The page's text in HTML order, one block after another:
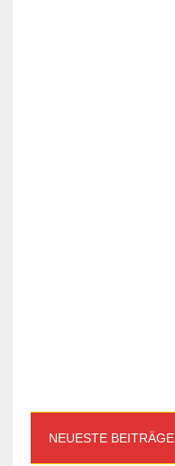
NEUESTE BEITRÄGE